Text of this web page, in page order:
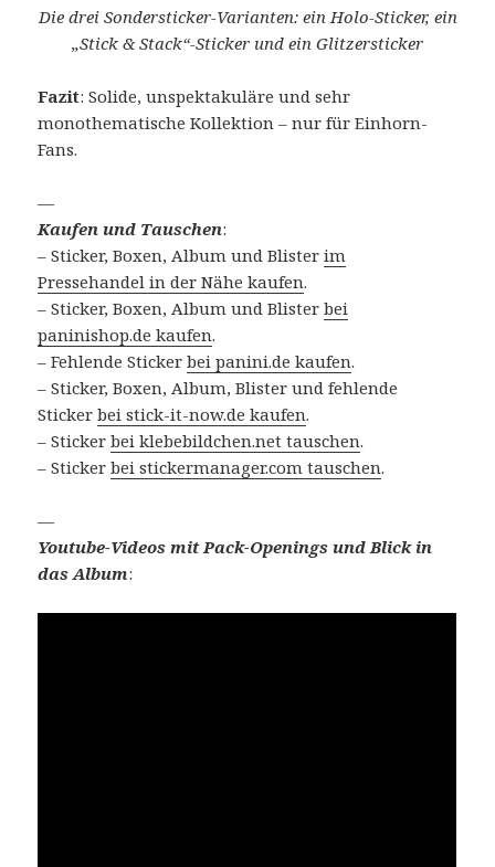
Die drei Sondersticker-Varianten: ein Holo-Sticker, ein
„Stick & Stack“-Sticker und ein Glitzersticker
Fazit: Solide, unspektakuläre und sehr
monothematische Kollektion – nur für Einhorn-
Fans.
—
Kaufen und Tauschen:
– Sticker, Boxen, Album und Blisterim
Pressehandel in der Nähe kaufen.
– Sticker, Boxen, Album und Blisterbei
paninishop.de kaufen.
– Fehlende Stickerbei panini.de kaufen.
– Sticker, Boxen, Album, Blister und fehlende
Stickerbei stick-it-now.de kaufen.
– Stickerbei klebebildchen.net tauschen.
– Stickerbei stickermanager.com tauschen.
—
Youtube-Videos mit Pack-Openings und Blick in
das Album: